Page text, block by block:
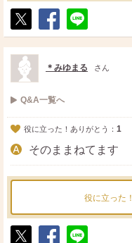
ポ
ス
ト
シ
ェ
送
る
＊みゆまる さん
Q&A一覧へ
役に立った！ありがとう： 1
そのままねてます
役に立った！